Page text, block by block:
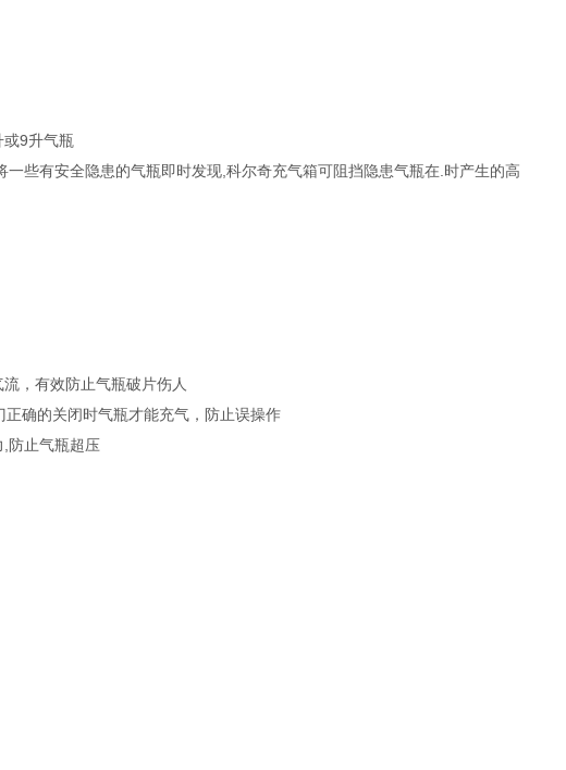
9升气瓶
些有安全隐患的气瓶即时发现,科尔奇充气箱可阻挡隐患气瓶在.时产生的高
，有效防止气瓶破片伤人
确的关闭时气瓶才能充气，防止误操作
防止气瓶超压